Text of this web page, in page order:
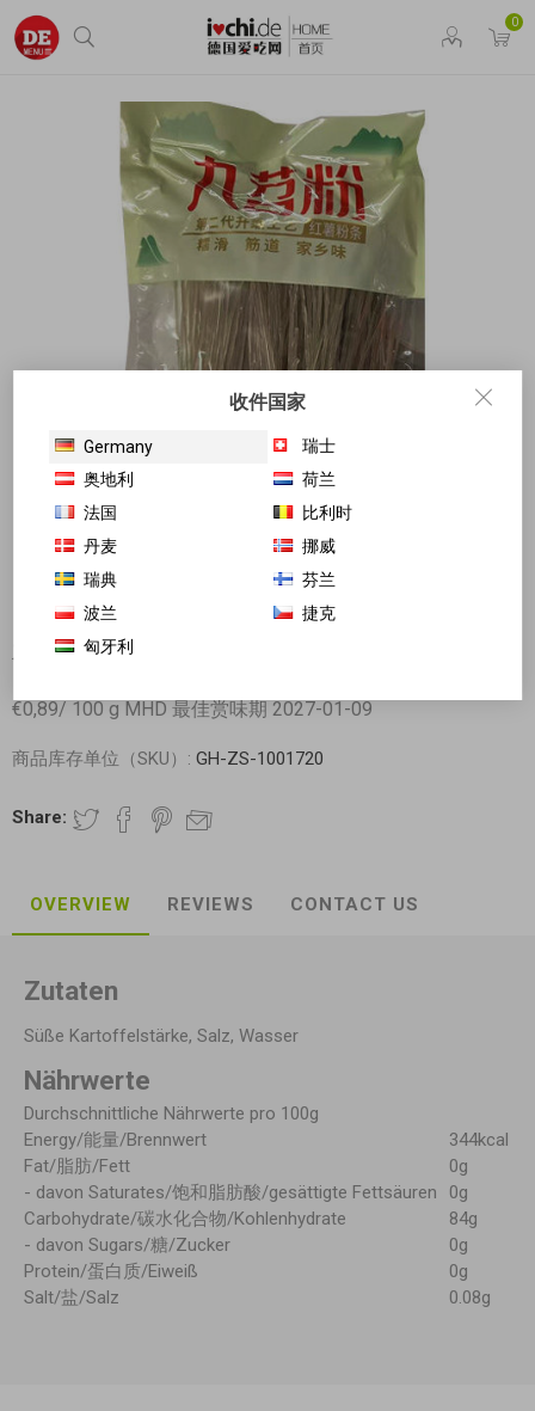
0
九韶 九苕粉 细粉条 450g 日期见内页
€0,89/ 100 g MHD 最佳赏味期 2027-01-09
商品库存单位（SKU）: GH-ZS-1001720
Share:
OVERVIEW REVIEWS CONTACT US
Zutaten
Süße Kartoffelstärke, Salz, Wasser
Nährwerte
Durchschnittliche Nährwerte pro 100g
Energy/能量/Brennwert
344kcal
Fat/脂肪/Fett
0g
- davon Saturates/饱和脂肪酸/gesättigte Fettsäuren
0g
Carbohydrate/碳水化合物/Kohlenhydrate
84g
- davon Sugars/糖/Zucker
0g
Protein/蛋白质/Eiweiß
0g
Salt/盐/Salz
0.08g
收件国家
Germany
瑞士
奥地利
荷兰
法国
比利时
丹麦
挪威
瑞典
芬兰
波兰
捷克
匈牙利